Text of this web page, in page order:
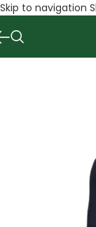
Skip to navigation